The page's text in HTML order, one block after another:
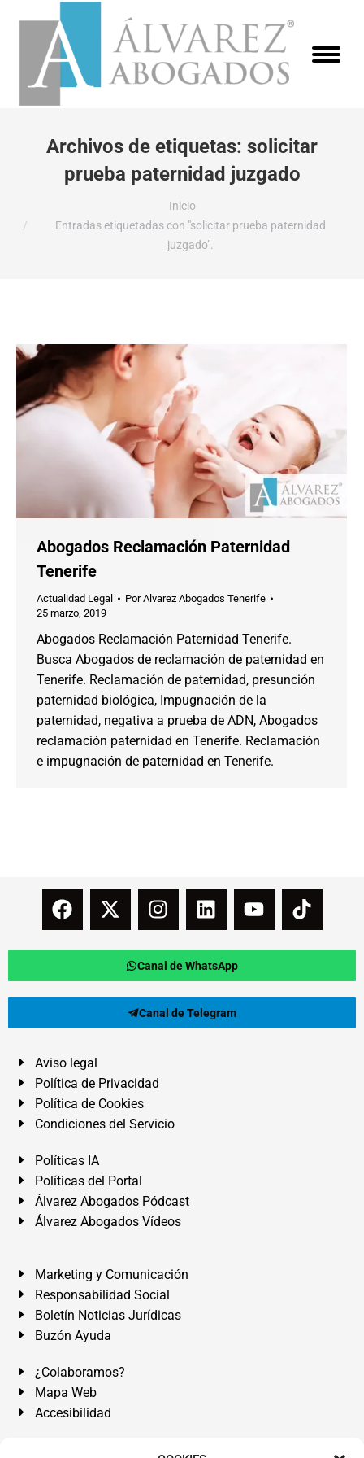
Archivos de etiquetas: solicitar
prueba paternidad juzgado
Inicio
Entradas etiquetadas con "solicitar prueba paternidad
juzgado".
Abogados Reclamación Paternidad
Tenerife
Actualidad Legal PorAlvarez Abogados Tenerife
25 marzo, 2019
Abogados Reclamación Paternidad Tenerife.
Busca Abogados de reclamación de paternidad en
Tenerife. Reclamación de paternidad, presunción
paternidad biológica, Impugnación de la
paternidad, negativa a prueba de ADN, Abogados
reclamación paternidad en Tenerife. Reclamación
e impugnación de paternidad en Tenerife.
Canal de WhatsApp
Canal de Telegram
Aviso legal
Política de Privacidad
Política de Cookies
Condiciones del Servicio
Políticas IA
Políticas del Portal
Álvarez Abogados Pódcast
Álvarez Abogados Vídeos
Marketing y Comunicación
Responsabilidad Social
Boletín Noticias Jurídicas
Buzón Ayuda
¿Colaboramos?
Mapa Web
Accesibilidad